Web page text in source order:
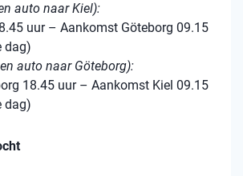
auto naar Kiel):
uur – Aankomst Göteborg 09.15
dag)
auto naar Göteborg):
18.45 uur – Aankomst Kiel 09.15
dag)